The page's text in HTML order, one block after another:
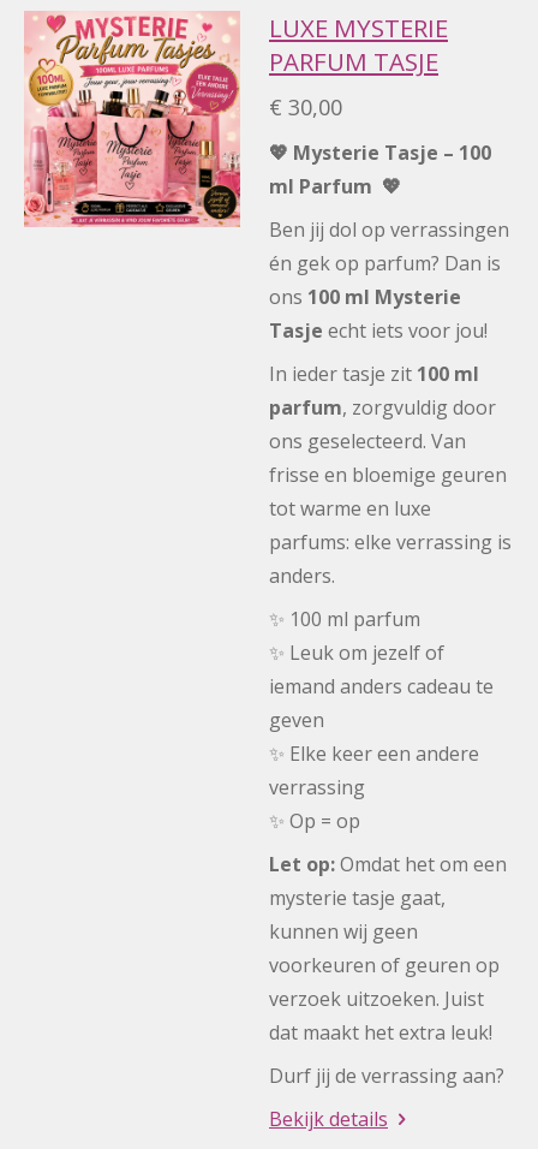
LUXE MYSTERIE
PARFUM TASJE
€ 30,00
💖 Mysterie Tasje – 100
ml Parfum 💖
Ben jij dol op verrassingen
én gek op parfum? Dan is
ons 100 ml Mysterie
Tasje echt iets voor jou!
In ieder tasje zit 100 ml
parfum, zorgvuldig door
ons geselecteerd. Van
frisse en bloemige geuren
tot warme en luxe
parfums: elke verrassing is
anders.
✨ 100 ml parfum
✨ Leuk om jezelf of
iemand anders cadeau te
geven
✨ Elke keer een andere
verrassing
✨ Op = op
Let op:Omdat het om een
mysterie tasje gaat,
kunnen wij geen
voorkeuren of geuren op
verzoek uitzoeken. Juist
dat maakt het extra leuk!
Durf jij de verrassing aan?
Bekijk details